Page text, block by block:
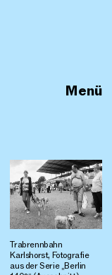
Menü
Trabrennbahn
Karlshorst, Fotografie
aus der Serie „Berlin